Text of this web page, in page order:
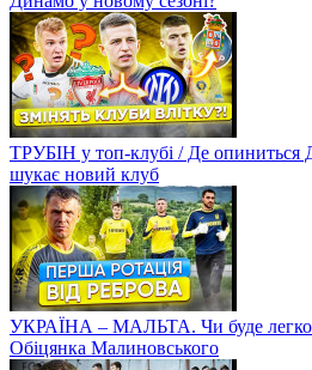
ТРУБІН у топ-клубі / Де
шукає новий клуб
УКРАЇНА – МАЛЬТА. Чи буде легко
Обіцянка Малиновського